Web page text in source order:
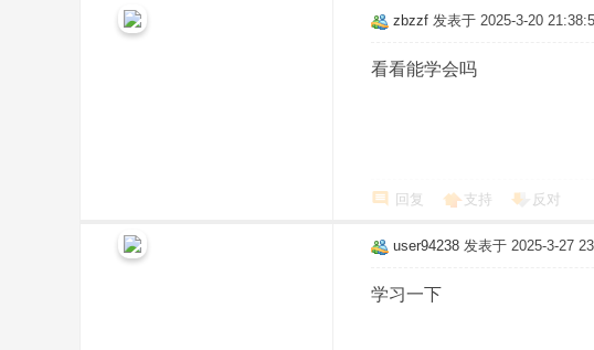
zbzzf 发表于 2025-3-20
看看能学会吗
回复 支持 反对
user94238 发表于 2025-3-27
学习一下